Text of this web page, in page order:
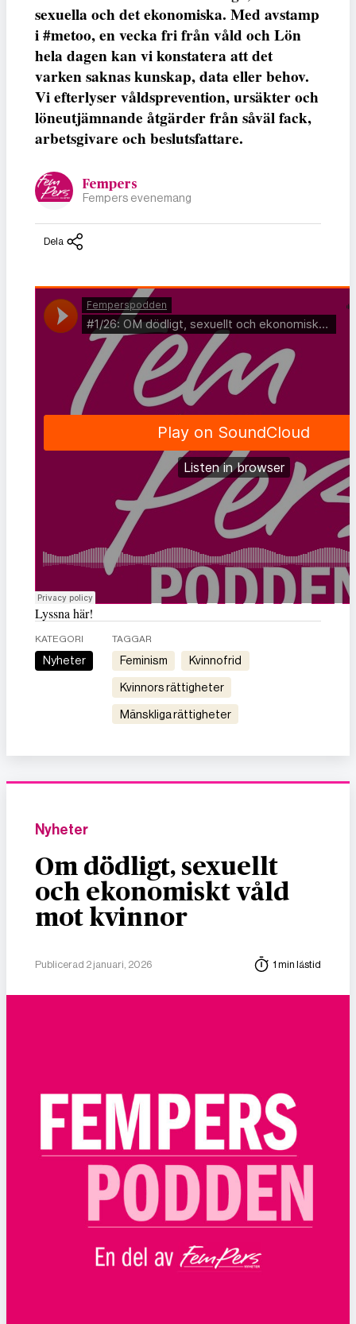
sexuella och det ekonomiska. Med avstamp
i #metoo, en vecka fri från våld och Lön
hela dagen kan vi konstatera att det
varken saknas kunskap, data eller behov.
Vi efterlyser våldsprevention, ursäkter och
löneutjämnande åtgärder från såväl fack,
arbetsgivare och beslutsfattare.
Fempers
Fempers evenemang
Dela
Lyssna här!
KATEGORI
Nyheter
TAGGAR
feminism kvinnofrid
kvinnors rättigheter
mänskliga rättigheter
Nyheter
Om dödligt, sexuellt
och ekonomiskt våld
mot kvinnor
Publicerad 2 januari, 2026 1 min lästid